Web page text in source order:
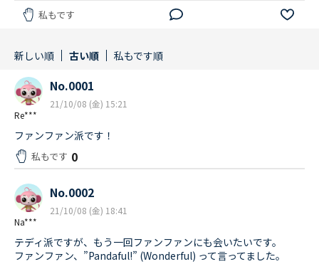
私もです
新しい順 古い順 私もです順
Re***
No.0001
21/10/08 (金) 15:21
ファンファン派です！
私もです 0
Na***
No.0002
21/10/08 (金) 18:41
テディ派ですが、もう一回ファンファンにも会いたいです。
ファンファン、”Pandaful!” (Wonderful) って言ってました。